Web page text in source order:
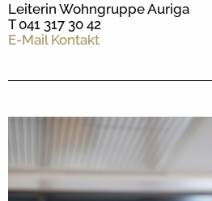
Leiterin Wohngruppe Auriga
T 041 317 30 42
E-Mail Kontakt